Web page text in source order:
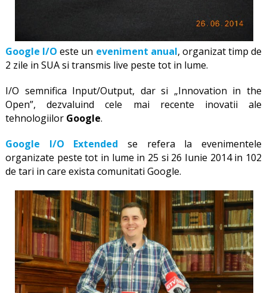
Google I/O este un eveniment anual, organizat timp de
2 zile in SUA si transmis live peste tot in lume.
I/O semnifica Input/Output, dar si „Innovation in the
Open”, dezvaluind cele mai recente inovatii ale
tehnologiilorGoogle.
Google I/O Extended se refera la evenimentele
organizate peste tot in lume in 25 si 26 Iunie 2014 in 102
de tari in care exista comunitati Google.